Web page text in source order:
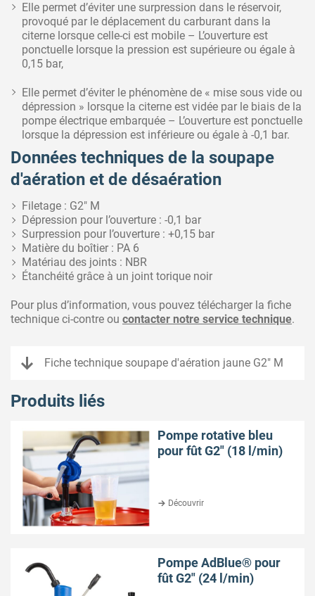
Elle permet d’éviter une surpression dans le réservoir,
provoqué par le déplacement du carburant dans la
citerne lorsque celle-ci est mobile – L’ouverture est
ponctuelle lorsque la pression est supérieure ou égale à
0,15 bar,
Elle permet d’éviter le phénomène de « mise sous vide ou
dépression » lorsque la citerne est vidée par le biais de la
pompe électrique embarquée – L’ouverture est ponctuelle
lorsque la dépression est inférieure ou égale à -0,1 bar.
Données techniques de la soupape
d'aération et de désaération
Filetage : G2″ M
Dépression pour l’ouverture : -0,1 bar
Surpression pour l’ouverture : +0,15 bar
Matière du boîtier : PA 6
Matériau des joints : NBR
Étanchéité grâce à un joint torique noir
Pour plus d’information, vous pouvez télécharger la fiche
technique ci-contre ou contacter notre service technique.
Fiche technique soupape d'aération jaune G2" M
Produits liés
Pompe rotative bleu
pour fût G2″ (18 l/min)
Découvrir
Pompe AdBlue® pour
fût G2″ (24 l/min)